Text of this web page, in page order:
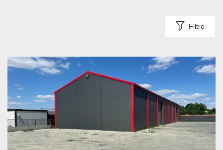
Vaslui
Neamt
Buzau
Braila
Filtre